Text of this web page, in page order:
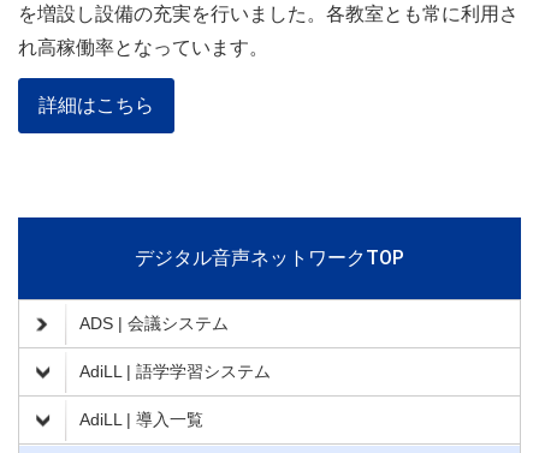
を増設し設備の充実を行いました。各教室とも常に利用さ
れ高稼働率となっています。
詳細はこちら
デジタル音声ネットワークTOP
ADS | 会議システム
AdiLL | 語学学習システム
AdiLL | 導入一覧